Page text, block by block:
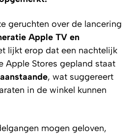
geruchten over de lancering
Apple TV en
lijkt erop dat een nachtelijk
Apple Stores gepland staat
, wat suggereert
in de winkel kunnen
mogen geloven,